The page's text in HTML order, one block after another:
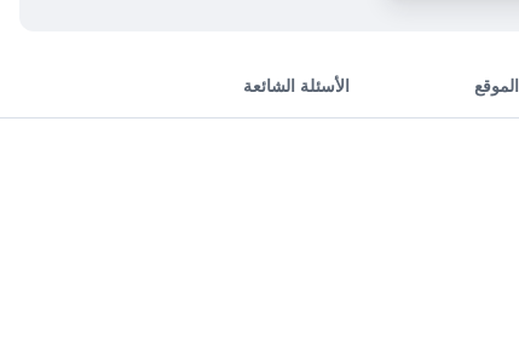
الموقع الأسئلة الشائعة